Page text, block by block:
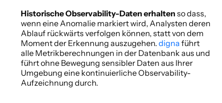
Historische Observability-Daten erhalten so dass,
wenn eine Anomalie markiert wird, Analysten deren
Ablauf rückwärts verfolgen können, statt von dem
Moment der Erkennung auszugehen. digna führt
alle Metrikberechnungen in der Datenbank aus und
führt ohne Bewegung sensibler Daten aus Ihrer
Umgebung eine kontinuierliche Observability-
Aufzeichnung durch.